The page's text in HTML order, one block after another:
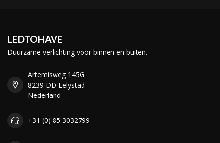
LEDTOHAVE
Duurzame verlichting voor binnen en buiten.
Artemisweg 145G
8239 DD Lelystad
Nederland
+31 (0) 85 3032799